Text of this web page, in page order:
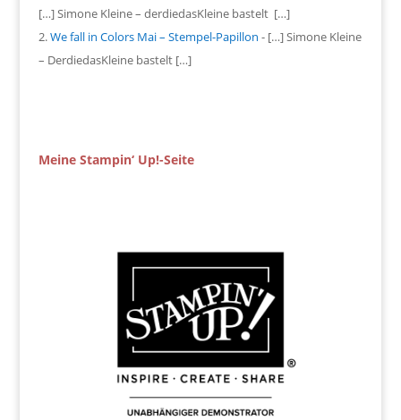
[…] Simone Kleine – derdiedasKleine bastelt […]
We fall in Colors Mai – Stempel-Papillon - […] Simone Kleine
– DerdiedasKleine bastelt […]
Meine Stampin‘ Up!-Seite